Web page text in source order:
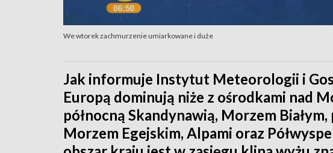
We wtorek zachmurzenie umiarkowane i duże
Jak informuje Instytut Meteorologii i
Europą dominują niże z ośrodkami nad
północną Skandynawią, Morzem
Morzem Egejskim, Alpami oraz